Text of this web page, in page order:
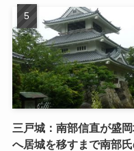
三戸城：南部信直が盛
へ居城を移すまで南部